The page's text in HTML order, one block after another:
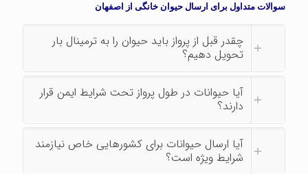
سوالات متداول برای ارسال حیوان خانگی از اصفهان
چقدر قبل از پرواز باید حیوان را به ترمینال بار
تحویل دهیم؟
آیا حیوانات در طول پرواز تحت شرایط ایمن قرار
دارند؟
آیا ارسال حیوانات برای کشورهایی خاص نیازمند
شرایط ویژه است؟